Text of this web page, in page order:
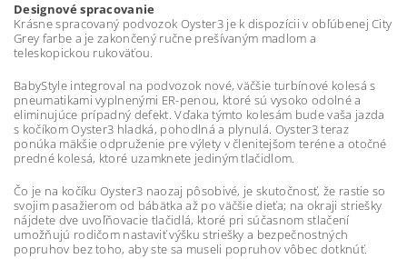
Designové spracovanie
Krásne spracovaný podvozok Oyster3 je k dispozícii v obľúbenej City
Grey farbe a je zakončený ručne prešívaným madlom a
teleskopickou rukoväťou.
BabyStyle integroval na podvozok nové, väčšie turbínové kolesá s
pneumatikami vyplnenými ER-penou, ktoré sú vysoko odolné a
eliminujúce prípadný defekt. Vďaka týmto kolesám bude vaša jazda
s kočíkom Oyster3 hladká, pohodlná a plynulá. Oyster3 teraz
ponúka mäkšie odpruženie pre výlety v členitejšom teréne a otočné
predné kolesá, ktoré uzamknete jediným tlačidlom.
Čo je na kočíku Oyster3 naozaj pôsobivé, je skutočnosť, že rastie so
svojim pasažierom od bábätka až po väčšie dieťa; na okraji striešky
nájdete dve uvoľňovacie tlačidlá, ktoré pri súčasnom stlačení
umožňujú rodičom nastaviť výšku striešky a bezpečnostných
popruhov bez toho, aby ste sa museli popruhov vôbec dotknúť.